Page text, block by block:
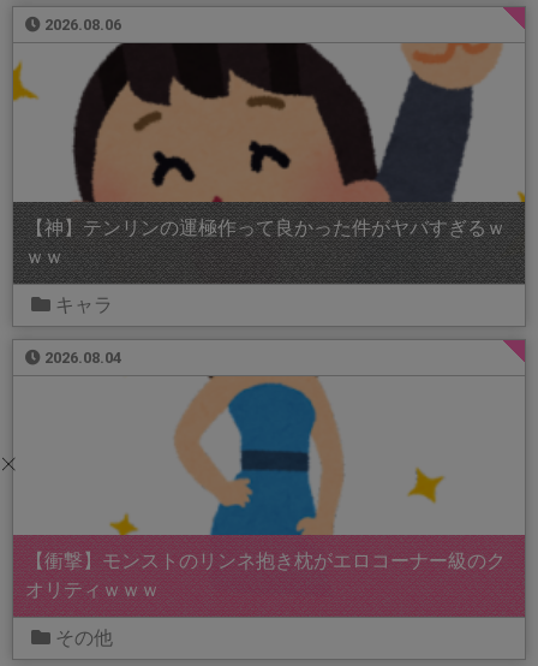
2026.08.06
【神】テンリンの運極作って良かった件がヤバすぎるｗ
ｗｗ
キャラ
2026.08.04
【衝撃】モンストのリンネ抱き枕がエロコーナー級のク
オリティｗｗｗ
その他